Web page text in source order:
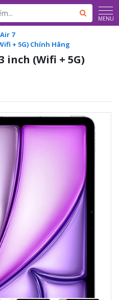
MENU
7
+ 5G) Chính Hãng
inch (Wifi + 5G)